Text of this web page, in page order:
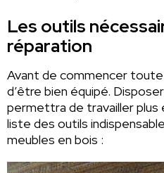
Les outils
réparation
Avant de commencer
d’être bien équipé.
permettra de travailler plus
liste des outils
meubles en bois :